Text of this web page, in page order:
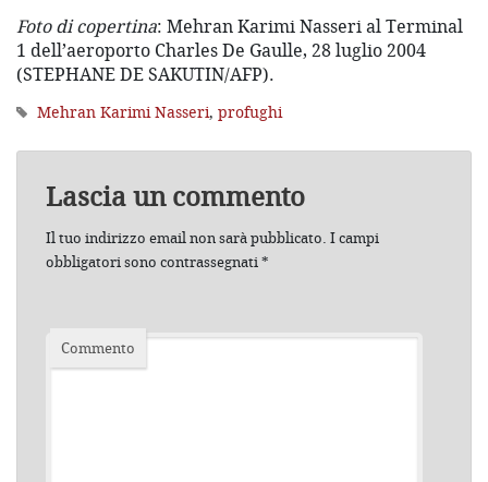
Foto di copertina: Mehran Karimi Nasseri al Terminal
1 dell’aeroporto Charles De Gaulle, 28 luglio 2004
(STEPHANE DE SAKUTIN/AFP).
Mehran Karimi Nasseri, profughi
Lascia un commento
Il tuo indirizzo email non sarà pubblicato. I campi
obbligatori sono contrassegnati*
Commento